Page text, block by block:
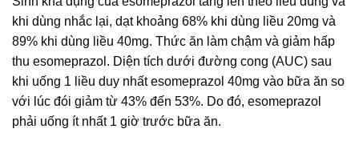
khi dùng nhắc lại, dạt khoảng 68% khi dùng liều 20mg và
89% khi dùng liều 40mg. Thức ăn làm chậm và giảm hấp
thu esomeprazol. Diện tích dưới đường cong (AUC) sau
khi uống 1 liều duy nhất esomeprazol 40mg vào bữa ăn so
với lúc đói giảm từ 43% đến 53%. Do đó, esomeprazol
phải uống ít nhất 1 giờ trước bữa ăn.